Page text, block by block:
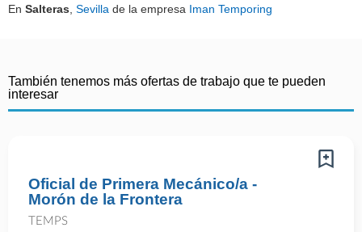
En Salteras Sevilla de la empresa Iman Temporing
También tenemos más ofertas de trabajo que te pueden
interesar
Oficial de Primera Mecánico/a -
Morón de la Frontera
TEMPS